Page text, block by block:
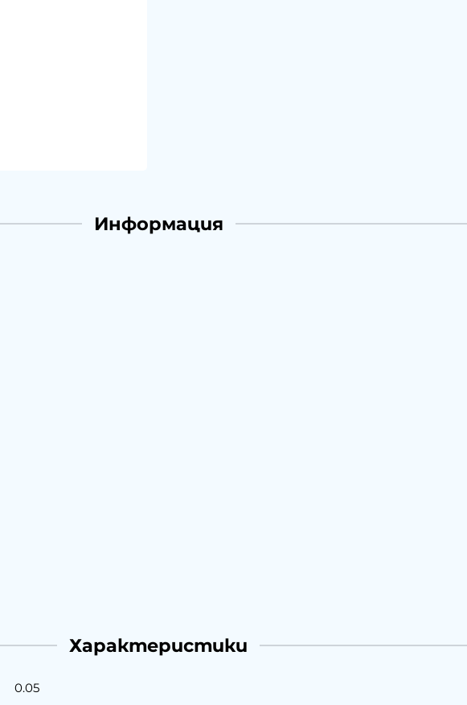
Информация
Характеристики
0.05